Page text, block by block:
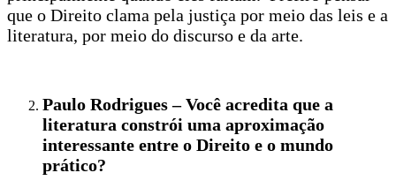
que o Direito clama pela justiça por meio das leis e a
literatura, por meio do discurso e da arte.
Paulo Rodrigues – Você acredita que a
literatura constrói uma aproximação
interessante entre o Direito e o mundo
prático?